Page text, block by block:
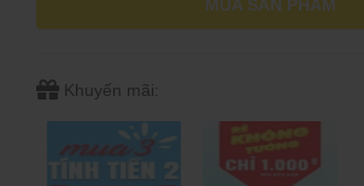
MUA SẢN PHẨM
Khuyến mãi: